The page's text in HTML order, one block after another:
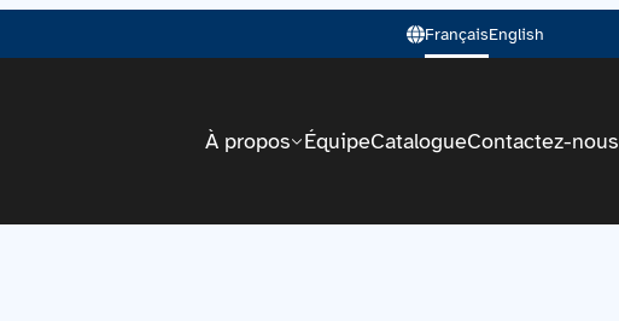
FrançaisEnglish
À propos ÉquipeCatalogueContactez-nous